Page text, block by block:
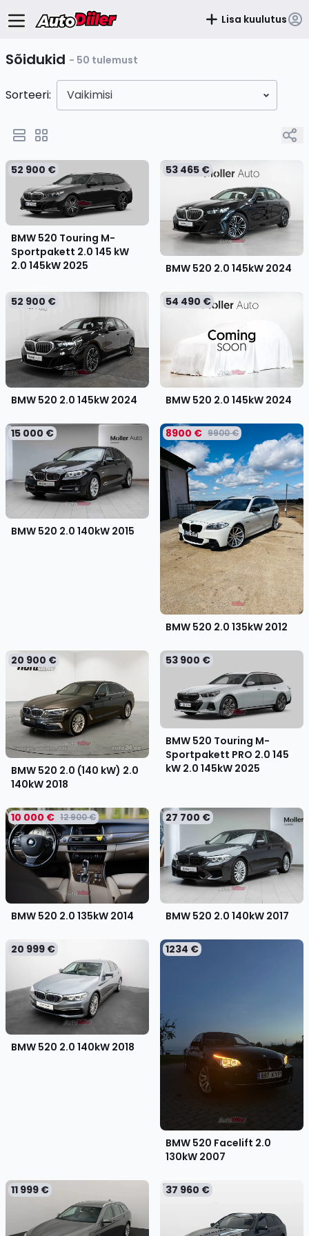
Lisa kuulutus
Sõidukid - 50 tulemust
Sorteeri: Vaikimisi
52 900 €
BMW 520 Touring M-
Sportpakett 2.0 145 kW
2.0 145kW 2025
53 465 €
BMW 520 2.0 145kW 2024
52 900 €
BMW 520 2.0 145kW 2024
54 490 €
BMW 520 2.0 145kW 2024
15 000 €
BMW 520 2.0 140kW 2015
8900 € 9900 €
BMW 520 2.0 135kW 2012
20 900 €
BMW 520 2.0 (140 kW) 2.0
140kW 2018
53 900 €
BMW 520 Touring M-
Sportpakett PRO 2.0 145
kW 2.0 145kW 2025
10 000 € 12 900 €
BMW 520 2.0 135kW 2014
27 700 €
BMW 520 2.0 140kW 2017
20 999 €
BMW 520 2.0 140kW 2018
1234 €
BMW 520 Facelift 2.0
130kW 2007
11 999 € 37 960 €